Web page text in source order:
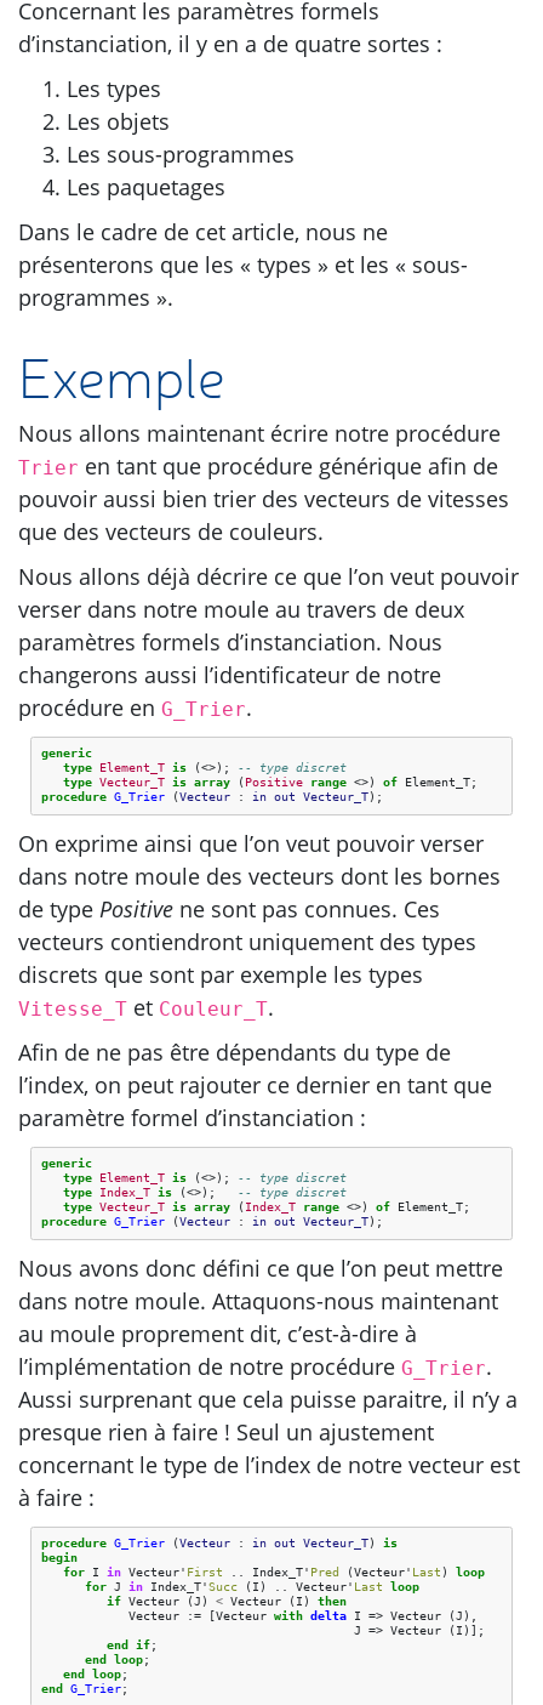
Concernant les paramètres formels
d’instanciation, il y en a de quatre sortes :
Les types
Les objets
Les sous-programmes
Les paquetages
Dans le cadre de cet article, nous ne
présenterons que les « types » et les « sous-
programmes ».
Exemple
Nous allons maintenant écrire notre procédure
Trier en tant que procédure générique afin de
pouvoir aussi bien trier des vecteurs de vitesses
que des vecteurs de couleurs.
Nous allons déjà décrire ce que l’on veut pouvoir
verser dans notre moule au travers de deux
paramètres formels d’instanciation. Nous
changerons aussi l’identificateur de notre
procédure en G_Trier.
generic
type
Element_T is (<>);
-- type discret
type Vecteur_T is array ( Positive range <>) of Element_T;
procedure G_Trier (Vecteur : in out Vecteur_T);
On exprime ainsi que l’on veut pouvoir verser
dans notre moule des vecteurs dont les bornes
de type Positive ne sont pas connues. Ces
vecteurs contiendront uniquement des types
discrets que sont par exemple les types
Vitesse_T et Couleur_T.
Afin de ne pas être dépendants du type de
l’index, on peut rajouter ce dernier en tant que
paramètre formel d’instanciation :
generic
type
Element_T is (<>);
-- type discret
type
Index_T is (<>);
-- type discret
type Vecteur_T is array ( Index_T range <>) of Element_T;
procedure G_Trier (Vecteur : in out Vecteur_T);
Nous avons donc défini ce que l’on peut mettre
dans notre moule. Attaquons-nous maintenant
au moule proprement dit, c’est-à-dire à
l’implémentation de notre procédure G_Trier.
Aussi surprenant que cela puisse paraitre, il n’y a
presque rien à faire ! Seul un ajustement
concernant le type de l’index de notre vecteur est
à faire :
procedure G_Trier (Vecteur : in out Vecteur_T)
is
begin
for
I in Vecteur' First .. Index_T' Pred (Vecteur' Last )
loop
for J in Index_T'Succ ( I ) .. Vecteur' Last
loop
if Vecteur (J ) < Vecteur ( I )
then
Vecteur
:= Vecteur with delta I => Vecteur (J ),
J
=> Vecteur ( I )
;
end
if;
end
loop;
end
loop;
end
G_Trier;